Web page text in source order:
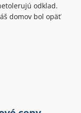
odklad.
domov bol opäť